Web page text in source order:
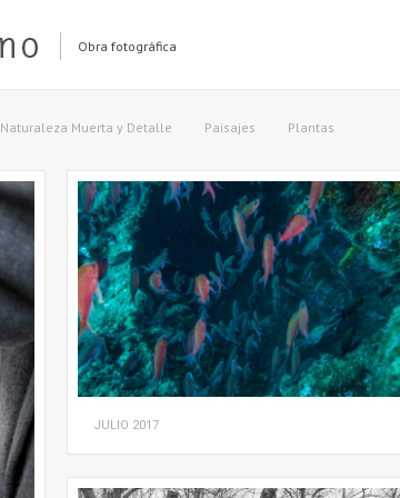
Obra fotográfica
Naturaleza Muerta y Detalle Paisajes Plantas
JULIO 2017